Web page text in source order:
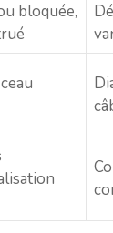
bloquée,